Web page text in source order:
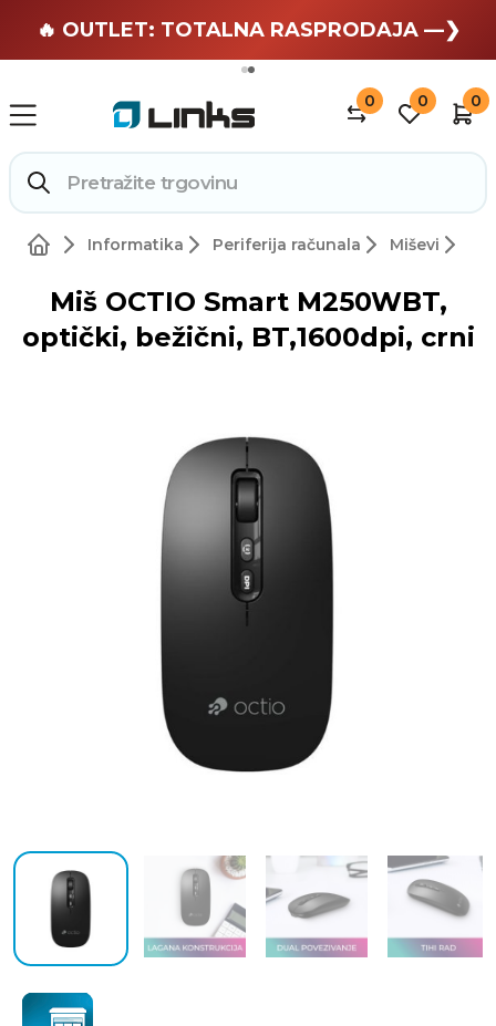
🏄 Zaslužuješ odmor —❯
🔥 OUTLET: TOTALNA RASPRODAJA —❯
0 0 0
Informatika Periferija računala Miševi
Miš OCTIO Smart M250WBT,
optički, bežični, BT,1600dpi, crni